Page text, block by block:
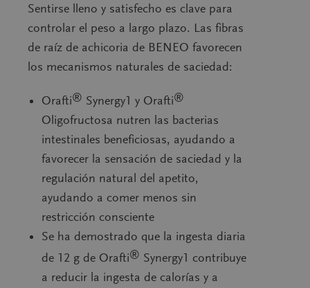
Sentirse lleno y satisfecho es clave para
controlar el peso a largo plazo. Las fibras
de raíz de achicoria de BENEO favorecen
los mecanismos naturales de saciedad:
Orafti® Synergy1 y Orafti®
Oligofructosa nutren las bacterias
intestinales beneficiosas, ayudando a
favorecer la sensación de saciedad y la
regulación natural del apetito,
ayudando a comer menos sin
restricción consciente
Se ha demostrado que la ingesta diaria
de 12 g de Orafti® Synergy1 contribuye
a reducir la ingesta de calorías y a